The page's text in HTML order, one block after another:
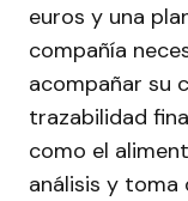
euros y una
compañía
acompañar su
trazabilidad
como el
análisis y toma